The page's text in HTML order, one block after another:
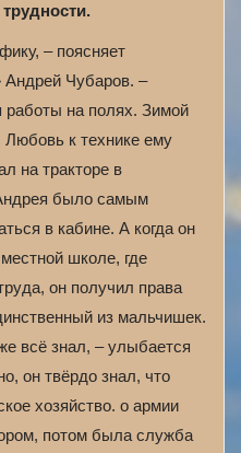
– поясняет
Андрей Чубаров. –
работы на полях. Зимой
Любовь к технике ему
на тракторе в
было самым
в кабине. А когда он
школе, где
он получил права
из мальчишек.
всё знал, – улыбается
он твёрдо знал, что
хозяйство. о армии
потом была служба